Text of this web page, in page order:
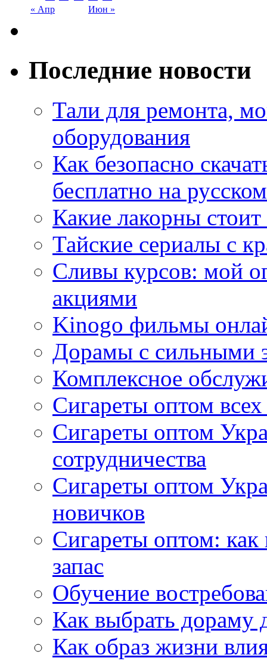
« Апр Июн »
Последние новости
Тали для ремонта,
оборудования
Как безопасно
бесплатно на
Какие лакорны
Тайские сериалы с
Сливы курсов: мой
акциями
Kinogo фильмы
Дорамы с сильными
Комплексное
Сигареты оптом
Сигареты оптом
сотрудничества
Сигареты оптом
новичков
Сигареты оптом:
запас
Обучение
Как выбрать дораму
Как образ жизни